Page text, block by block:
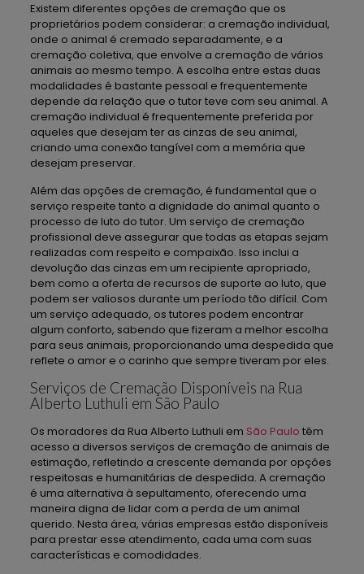
Existem diferentes opções de cremação que os
proprietários podem considerar: a cremação individual,
onde o animal é cremado separadamente, e a
cremação coletiva, que envolve a cremação de vários
animais ao mesmo tempo. A escolha entre estas duas
modalidades é bastante pessoal e frequentemente
depende da relação que o tutor teve com seu animal. A
cremação individual é frequentemente preferida por
aqueles que desejam ter as cinzas de seu animal,
criando uma conexão tangível com a memória que
desejam preservar.
Além das opções de cremação, é fundamental que o
serviço respeite tanto a dignidade do animal quanto o
processo de luto do tutor. Um serviço de cremação
profissional deve assegurar que todas as etapas sejam
realizadas com respeito e compaixão. Isso inclui a
devolução das cinzas em um recipiente apropriado,
bem como a oferta de recursos de suporte ao luto, que
podem ser valiosos durante um período tão difícil. Com
um serviço adequado, os tutores podem encontrar
algum conforto, sabendo que fizeram a melhor escolha
para seus animais, proporcionando uma despedida que
reflete o amor e o carinho que sempre tiveram por eles.
Serviços de Cremação Disponíveis na Rua
Alberto Luthuli em São Paulo
Os moradores da Rua Alberto Luthuli em São Paulo têm
acesso a diversos serviços de cremação de animais de
estimação, refletindo a crescente demanda por opções
respeitosas e humanitárias de despedida. A cremação
é uma alternativa à sepultamento, oferecendo uma
maneira digna de lidar com a perda de um animal
querido. Nesta área, várias empresas estão disponíveis
para prestar esse atendimento, cada uma com suas
características e comodidades.